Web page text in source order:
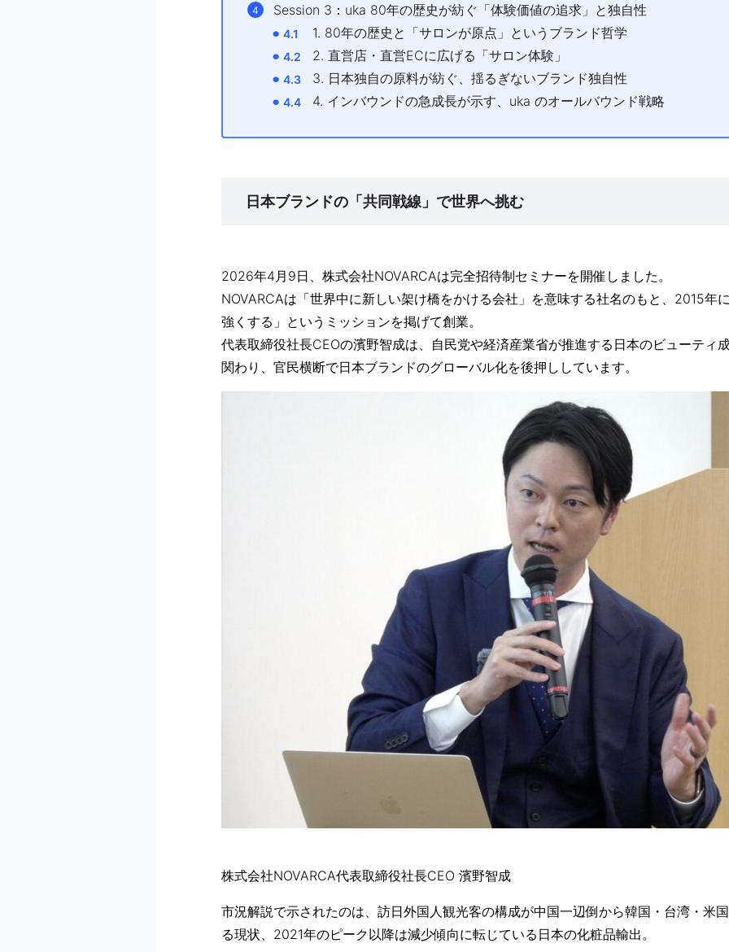
Session 3：uka 80年の歴史が紡ぐ「体験価値の追求」と独⾃性
1. 80年の歴史と「サロンが原点」というブランド哲学
2. 直営店・直営ECに広げる「サロン体験」
3. ⽇本独⾃の原料が紡ぐ、揺るぎないブランド独⾃性
4. インバウンドの急成⻑が⽰す、uka のオールバウンド戦略
⽇本ブランドの「共同戦線」で世界へ挑む
2026年4⽉9⽇、株式会社NOVARCAは完全招待制セミナーを開催しました。
NOVARCAは「世界中に新しい架け橋をかける会社」を意味する社名のもと、2015年
強くする」というミッションを掲げて創業。
代表取締役社⻑CEOの濱野智成は、自民党や経済産業省が推進する⽇本のビューティ
関わり、官⺠横断で⽇本ブランドのグローバル化を後押ししています。
株式会社NOVARCA代表取締役社長CEO 濱野智成
市況解説で⽰されたのは、訪⽇外国⼈観光客の構成が中国⼀辺倒から韓国・台湾・⽶
る現状、2021年のピーク以降は減少傾向に転じている⽇本の化粧品輸出。